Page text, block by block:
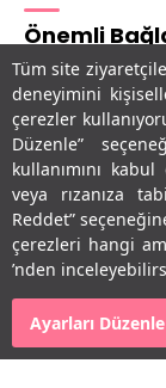
Tüm site
deneyimini
çerezler
Düzenle”
kullanımını
veya rızanıza
Reddet”
çerezleri hangi
’nden
Ayarları Düzenle
Önemli
Adres &